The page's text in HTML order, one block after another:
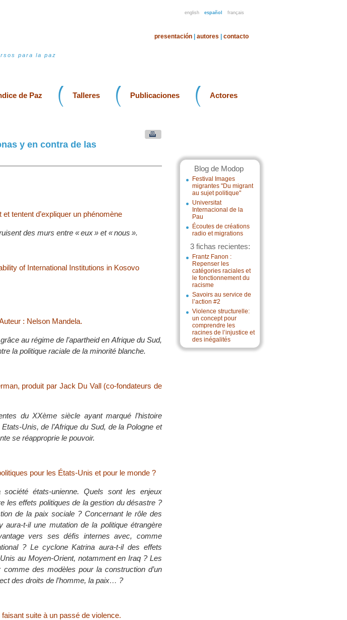
english español français
para la paz
presentación autores contacto
de Paz Talleres Publicaciones Actores
Blog de Modop
Festival Images
migrantes "Du migrant
au sujet politique"
Universitat
Internacional de la
Pau
Écoutes de créations
radio et migrations
3 fichas recientes:
Frantz Fanon :
Repenser les
catégories raciales et
le fonctionnement du
racisme
Savoirs au service de
l’action #2
Violence structurelle:
un concept pour
comprendre les
racines de l’injustice et
des inégalités
y en contra de las
tentent d’expliquer un phénomène
des murs entre « eux » et « nous ».
of International Institutions in Kosovo
: Nelson Mandela.
au régime de l’apartheid en Afrique du Sud,
la politique raciale de la minorité blanche.
produit par Jack Du Vall (co-fondateurs de
du XXème siècle ayant marqué l’histoire
Unis, de l’Afrique du Sud, de la Pologne et
se réapproprie le pouvoir.
pour les États-Unis et pour le monde ?
états-unienne. Quels sont les enjeux
les effets politiques de la gestion du désastre ?
de la paix sociale ? Concernant le rôle des
t-il une mutation de la politique étrangère
vers ses défis internes avec, comme
? Le cyclone Katrina aura-t-il des effets
au Moyen-Orient, notamment en Iraq ? Les
des modèles pour la construction d’un
des droits de l’homme, la paix… ?
suite à un passé de violence.